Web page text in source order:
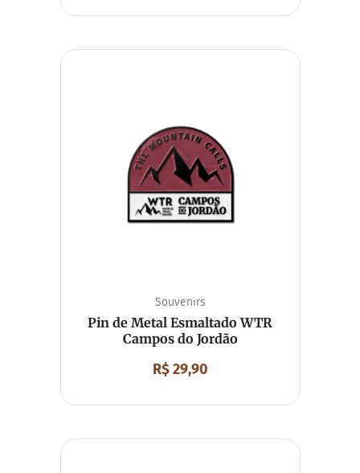
Souvenirs
Pin de Metal Esmaltado WTR
Campos do Jordão
R$29,90